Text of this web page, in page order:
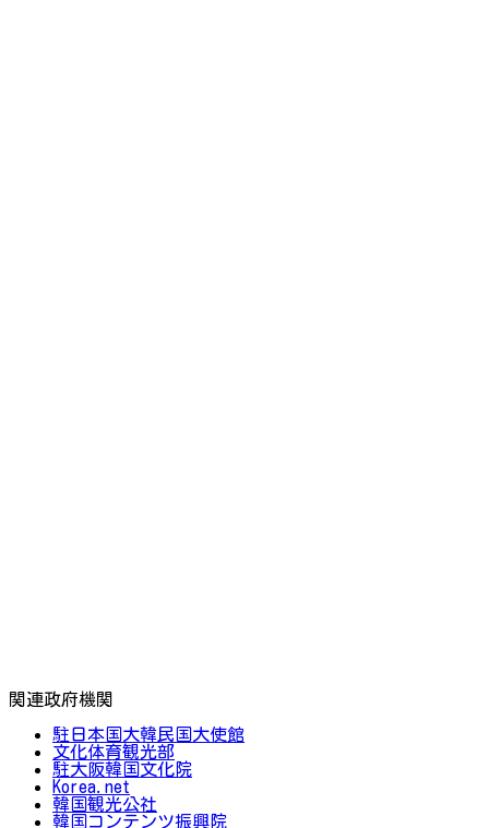
関連政府機関
駐日本国大韓民国大使館
文化体育観光部
駐大阪韓国文化院
Korea.net
韓国観光公社
韓国コンテンツ振興院